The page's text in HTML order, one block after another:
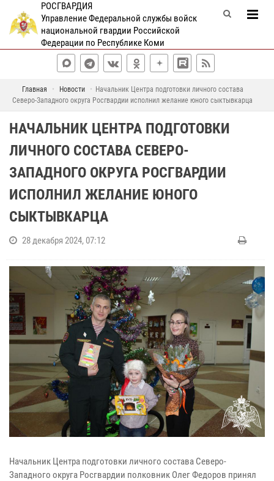
РОСГВАРДИЯ
Управление Федеральной службы войск
национальной гвардии Российской
Федерации по Республике Коми
Главная Новости
Начальник Центра подготовки личного состава
Северо-Западного округа Росгвардии исполнил желание юного сыктывкарца
НАЧАЛЬНИК ЦЕНТРА ПОДГОТОВКИ
ЛИЧНОГО СОСТАВА СЕВЕРО-
ЗАПАДНОГО ОКРУГА РОСГВАРДИИ
ИСПОЛНИЛ ЖЕЛАНИЕ ЮНОГО
СЫКТЫВКАРЦА
28 декабря 2024, 07:12
Начальник Центра подготовки личного состава Северо-
Западного округа Росгвардии полковник Олег Федоров принял